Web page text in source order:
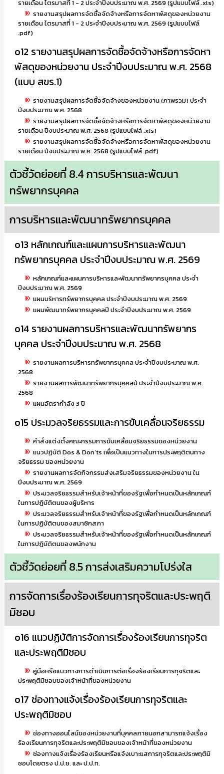
รายเดือน ไตรมาสที่ 1 - 2 ประจำปีงบประมาณ พ.ศ. 2569 (รูปแบบไฟล์ .xls)
รายงานสรุปผลการจัดซื้อจัดจ้างหรือการจัดหาพัสดุของหน่วยงาน
รายเดือน ไตรมาสที่ 1 - 2 ประจำปีงบประมาณ พ.ศ. 2569 (รูปแบบไฟล์
.pdf)
o12 รายงานสรุปผลการจัดซื้อจัดจ้างหรือการจัดหา
พัสดุของหน่วยงาน ประจำปีงบประมาณ พ.ศ. 2568
(แบบ สขร.1)
รายงานสรุปผลการจัดซื้อจัดจ้างของหน่วยงาน (ภาพรวม) ประจำ
ปีงบประมาณ พ.ศ. 2568
รายงานสรุปผลการจัดซื้อจัดจ้างหรือการจัดหาพัสดุของหน่วยงาน
รายเดือน ปีงบประมาณ พ.ศ. 2568 (รูปแบบไฟล์ .xls)
รายงานสรุปผลการจัดซื้อจัดจ้างหรือการจัดหาพัสดุของหน่วยงาน
รายเดือน ปีงบประมาณ พ.ศ. 2568 (รูปแบบไฟล์ .pdf)
ตัวชี้วัดย่อยที่ 8.4 การบริหารและพัฒนา
ทรัพยากรบุคคล
การบริหารและพัฒนาทรัพยากรบุคคล
o13 หลักเกณฑ์และแผนการบริหารและพัฒนา
ทรัพยากรบุคคล ประจำปีงบประมาณ พ.ศ. 2569
หลักเกณฑ์และแผนการบริหารและพัฒนาทรัพยากรบุคคล ประจำ
ปีงบประมาณ พ.ศ. 2569
แผนบริหารทรัพยากรบุคคล ประจำปีงบประมาณ พ.ศ. 2569
แผนพัฒนาทรัพยากรบุคคลปี ประจำปีงบประมาณ พ.ศ. 2569
o14 รายงานผลการบริหารและพัฒนาทรัพยากร
บุคคล ประจำปีงบประมาณ พ.ศ. 2568
รายงานผลการบริหารทรัพยากรบุคคล ประจำปีงบประมาณ พ.ศ.
2568
รายงานผลการพัฒนาทรัพยากรบุคคลปี ประจำปีงบประมาณ พ.ศ.
2568
แผนอัตรากำลัง 3 ปี
o15 ประมวลจริยธรรมและการขับเคลื่อนจริยธรรม
คำสั่งแต่งตั้งคณะกรรมการขับเคลื่อนจริยธรรมของหน่วยงาน
แนวปฏิบัติ Dos & Don’ts เพื่อเป็นแนวทางในการประพฤติตนทาง
จริยธรรม ของหน่วยงาน
รายงานผลการจัดกิจกรรมส่งเสริมจริยธรรมของหน่วยงาน ใน
ปีงบประมาณ พ.ศ. 2569
ประมวลจริยธรรมสำหรับเจ้าหน้าที่ของรัฐเพื่อกำหนดเป็นหลักเกณฑ์
ในการปฏิบัติตนของผู้บริหาร
ประมวลจริยธรรมสำหรับเจ้าหน้าที่ของรัฐเพื่อกำหนดเป็นหลักเกณฑ์
ในการปฏิบัติตนของสมาชิกสภา
ประมวลจริยธรรมสำหรับเจ้าหน้าที่ของรัฐเพื่อกำหนดเป็นหลักเกณฑ์
ในการปฏิบัติตนของพนักงาน
ตัวชี้วัดย่อยที่ 8.5 การส่งเสริมความโปร่งใส
การจัดการเรื่องร้องเรียนการทุจริตและประพฤติ
มิชอบ
o16 แนวปฏิบัติการจัดการเรื่องร้องเรียนการทุจริต
และประพฤติมิชอบ
คู่มือหรือแนวทางการดำเนินการต่อเรื่องร้องเรียนการทุจริตและ
ประพฤติมิชอบของเจ้าหน้าที่ของหน่วยงาน
o17 ช่องทางแจ้งเรื่องร้องเรียนการทุจริตและ
ประพฤติมิชอบ
ช่องทางออนไลน์ของหน่วยงานที่บุคคลภายนอกสามารถแจ้งเรื่อง
ร้องเรียนการทุจริตและประพฤติมิชอบของเจ้าหน้าที่ของหน่วยงาน
ช่องทางแจ้งเรื่องร้องเรียนหรือแจ้งเบาะแสการทุจริตและประพฤติมิ
ชอบโดยตรง ป.ป.ช. และ ป.ป.ท.